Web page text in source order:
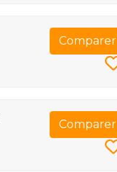
Comparer
Comparer